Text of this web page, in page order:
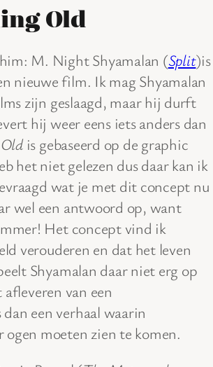
Old
M. Night Shyamalan (Split)is
nieuwe film. Ik mag Shyamalan
zijn geslaagd, maar hij durft
hij weer eens iets anders dan
Oldis gebaseerd op de graphic
het niet gelezen dus daar kan ik
wat je met dit concept nu
wel een antwoord op, want
Het concept vind ik
verouderen en dat het leven
Shyamalan daar niet erg op
van een
een verhaal waarin
moeten zien te komen.